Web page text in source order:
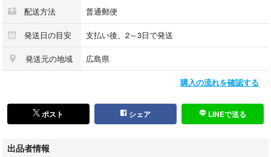
配送方法 普通郵便
発送日の目安 支払い後、2～3日で発送
発送元の地域 広島県
購入の流れを確認する
ポスト シェア LINEで送る
出品者情報